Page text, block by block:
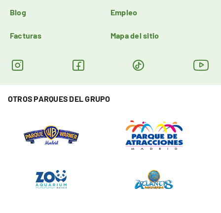
Blog Empleo
Facturas Mapa del sitio
OTROS PARQUES DEL GRUPO